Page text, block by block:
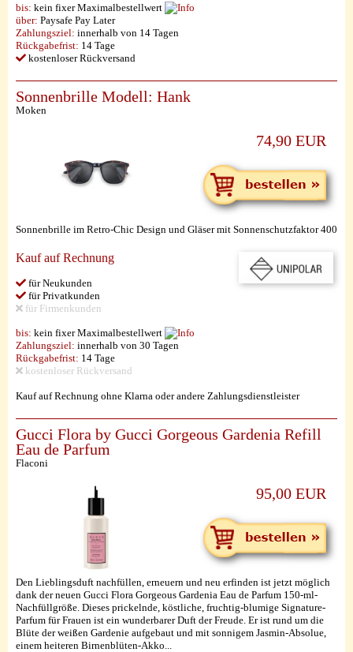
bis: kein fixer Maximalbestellwert
über: Paysafe Pay Later
Zahlungsziel: innerhalb von 14 Tagen
Rückgabefrist: 14 Tage
kostenloser Rückversand
Sonnenbrille Modell: Hank
Moken
74,90 EUR
Sonnenbrille im Retro-Chic Design und Gläser mit Sonnenschutzfaktor 400
Kauf auf Rechnung
für Neukunden
für Privatkunden
für Firmenkunden
bis: kein fixer Maximalbestellwert
Zahlungsziel: innerhalb von 30 Tagen
Rückgabefrist: 14 Tage
kostenloser Rückversand
Kauf auf Rechnung ohne Klarna oder andere Zahlungsdienstleister
Gucci Flora by Gucci Gorgeous Gardenia Refill
Eau de Parfum
Flaconi
95,00 EUR
Den Lieblingsduft nachfüllen, erneuern und neu erfinden ist jetzt möglich
dank der neuen Gucci Flora Gorgeous Gardenia Eau de Parfum 150-ml-
Nachfüllgröße. Dieses prickelnde, köstliche, fruchtig-blumige Signature-
Parfum für Frauen ist ein wunderbarer Duft der Freude. Er ist rund um die
Blüte der weißen Gardenie aufgebaut und mit sonnigem Jasmin-Absolue,
einem heiteren Birnenblüten-Akko...